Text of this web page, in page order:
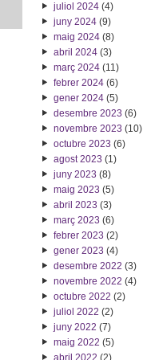
juliol 2024(4)
juny 2024(9)
maig 2024(8)
abril 2024(3)
març 2024(11)
febrer 2024(6)
gener 2024(5)
desembre 2023 (6)
novembre 2023 (10)
octubre 2023 (6)
agost 2023 (1)
juny 2023 (8)
maig 2023 (5)
abril 2023 (3)
març 2023 (6)
febrer 2023 (2)
gener 2023 (4)
desembre 2022 (3)
novembre 2022 (4)
octubre 2022 (2)
juliol 2022 (2)
juny 2022 (7)
maig 2022 (5)
abril 2022 (2)